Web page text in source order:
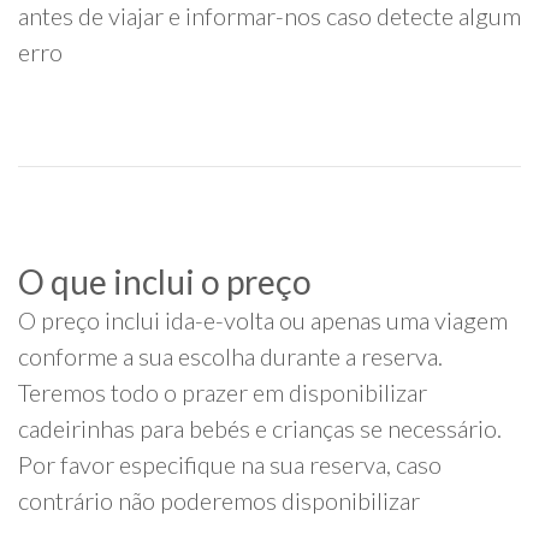
antes de viajar e informar-nos caso detecte algum
erro
O que inclui o preço
O preço inclui ida-e-volta ou apenas uma viagem
conforme a sua escolha durante a reserva.
Teremos todo o prazer em disponibilizar
cadeirinhas para bebés e crianças se necessário.
Por favor especifique na sua reserva, caso
contrário não poderemos disponibilizar